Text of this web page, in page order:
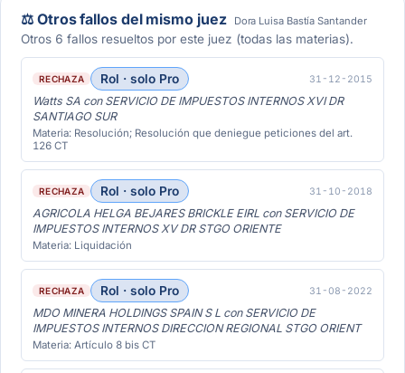
⚖️ Otros fallos del mismo juez Dora Luisa Bastía Santander
Otros 6 fallos resueltos por este juez (todas las materias).
RECHAZA Rol · solo Pro 31-12-2015
Watts SA con SERVICIO DE IMPUESTOS INTERNOS XVI DR
SANTIAGO SUR
Materia: Resolución; Resolución que deniegue peticiones del art.
126 CT
RECHAZA Rol · solo Pro 31-10-2018
AGRICOLA HELGA BEJARES BRICKLE EIRL con SERVICIO DE
IMPUESTOS INTERNOS XV DR STGO ORIENTE
Materia: Liquidación
RECHAZA Rol · solo Pro 31-08-2022
MDO MINERA HOLDINGS SPAIN S L con SERVICIO DE
IMPUESTOS INTERNOS DIRECCION REGIONAL STGO ORIENT
Materia: Artículo 8 bis CT